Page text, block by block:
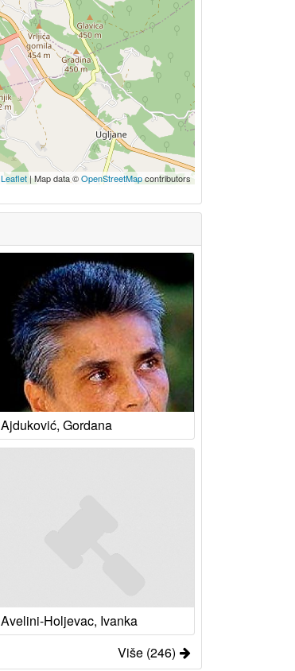
Leaflet| Map data ©OpenStreetMapcontributors
Ajduković, Gordana
Avelini-Holjevac, Ivanka
Više (246)